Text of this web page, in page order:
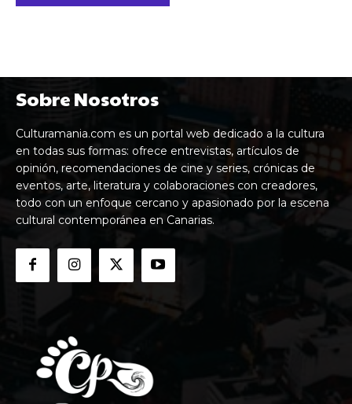
Sobre Nosotros
Culturamania.com es un portal web dedicado a la cultura
en todas sus formas: ofrece entrevistas, artículos de
opinión, recomendaciones de cine y series, crónicas de
eventos, arte, literatura y colaboraciones con creadores,
todo con un enfoque cercano y apasionado por la escena
cultural contemporánea en Canarias.